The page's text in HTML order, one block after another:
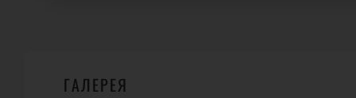
ГАЛЕРЕЯ